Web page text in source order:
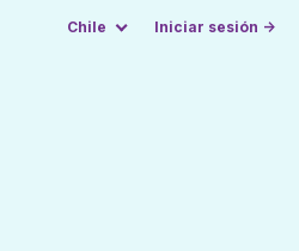
Chile Iniciar sesión →